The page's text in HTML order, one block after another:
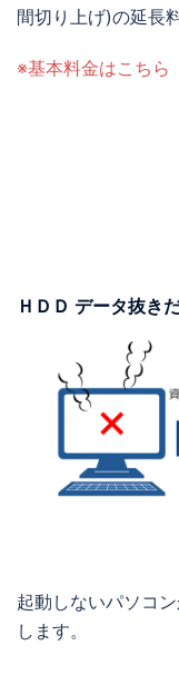
間切り上げ)の延長
※基本料金はこちら
ＨＤＤ データ抜き
起動しないパソコ
します。